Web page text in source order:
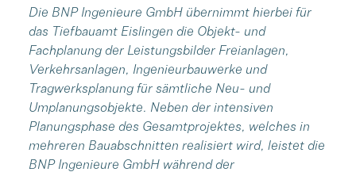
Die BNP Ingenieure GmbH übernimmt hierbei für
das Tiefbauamt Eislingen die Objekt- und
Fachplanung der Leistungsbilder Freianlagen,
Verkehrsanlagen, Ingenieurbauwerke und
Tragwerksplanung für sämtliche Neu- und
Umplanungsobjekte. Neben der intensiven
Planungsphase des Gesamtprojektes, welches in
mehreren Bauabschnitten realisiert wird, leistet die
BNP Ingenieure GmbH während der